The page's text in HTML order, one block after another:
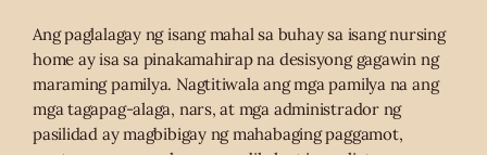
Ang paglalagay ng isang mahal sa buhay sa isang nursing
home ay isa sa pinakamahirap na desisyong gagawin ng
maraming pamilya. Nagtitiwala ang mga pamilya na ang
mga tagapag-alaga, nars, at mga administrador ng
pasilidad ay magbibigay ng mahabaging paggamot,